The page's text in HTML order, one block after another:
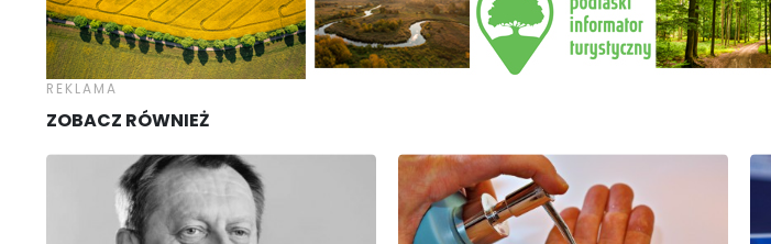
ZOBACZ RÓWNIEŻ